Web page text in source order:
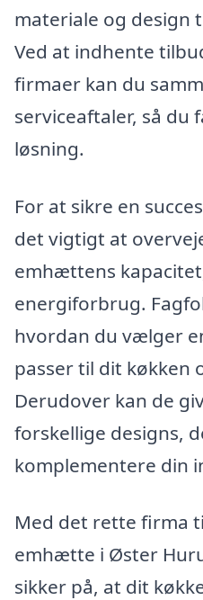
materiale og design
Ved at indhente
firmaer kan du
serviceaftaler, så du
løsning.
For at sikre en
det vigtigt at
emhættens
energiforbrug.
hvordan du vælger
passer til dit køkken
Derudover kan de
forskellige designs,
komplementere din
Med det rette firma
emhætte i Øster
sikker på, at dit